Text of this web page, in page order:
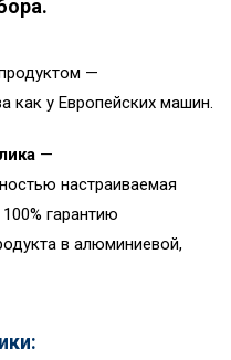
—
как у Европейских машин.
—
настраиваемая
гарантию
в алюминиевой,